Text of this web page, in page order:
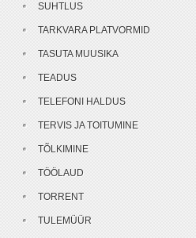
SUHTLUS
TARKVARA PLATVORMID
TASUTA MUUSIKA
TEADUS
TELEFONI HALDUS
TERVIS JA TOITUMINE
TÕLKIMINE
TÖÖLAUD
TORRENT
TULEMÜÜR